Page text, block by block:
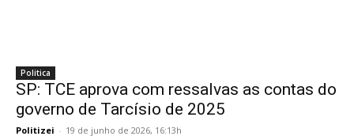
Politica
SP: TCE aprova com ressalvas as contas do
governo de Tarcísio de 2025
Politizei - 19 de junho de 2026, 16:13h